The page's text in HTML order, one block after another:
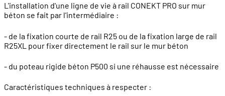
L'installation d'une ligne de vie à rail CONEKT PRO sur mur
béton se fait par l'intermédiaire :
- de la fixation courte de rail R25 ou de la fixation large de rail
R25XL pour fixer directement le rail sur le mur béton
- du poteau rigide béton P500 si une réhausse est nécessaire
Caractéristiques techniques à respecter :